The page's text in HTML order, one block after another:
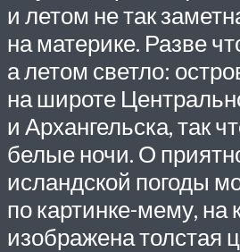
и летом не так
на материке. Разве
а летом светло:
на широте
и Архангельска, так
белые ночи. О
исландской погоды
по картин­ке-мему, на
изображена толстая